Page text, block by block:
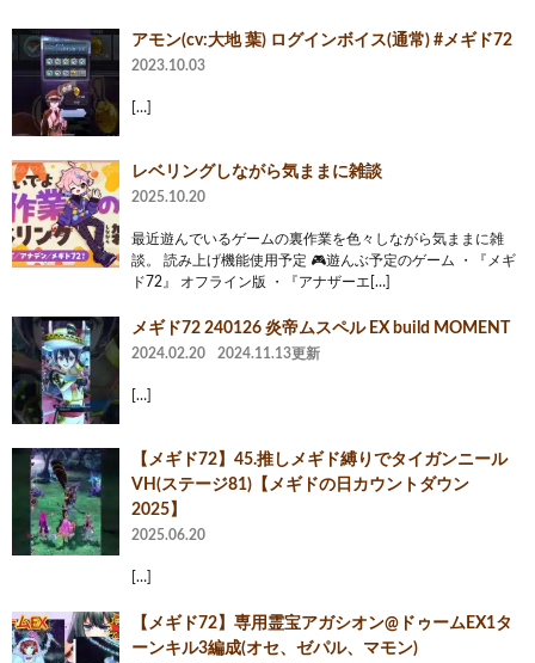
アモン(cv:大地 葉) ログインボイス(通常) #メギド72
2023.10.03
[…]
レベリングしながら気ままに雑談
2025.10.20
最近遊んでいるゲームの裏作業を色々しながら気ままに雑
談。 読み上げ機能使用予定 🎮️遊んぶ予定のゲーム ・『メギ
ド72』 オフライン版 ・『アナザーエ[…]
メギド72 240126 炎帝ムスペル EX build MOMENT
2024.02.20 2024.11.13更新
[…]
【メギド72】45.推しメギド縛りでタイガンニール
VH(ステージ81)【メギドの日カウントダウン
2025】
2025.06.20
[…]
【メギド72】専用霊宝アガシオン@ドゥームEX1タ
ーンキル3編成(オセ、ゼパル、マモン)